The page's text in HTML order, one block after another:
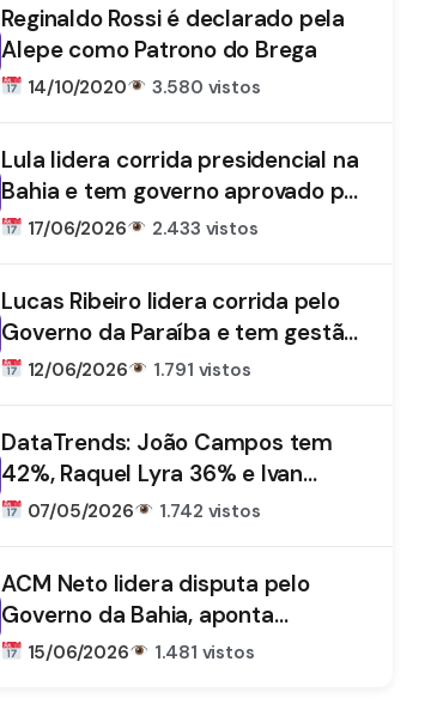
Reginaldo Rossi é declarado pela
Alepe como Patrono do Brega
14/10/2020 3.580 vistos
Lula lidera corrida presidencial na
Bahia e tem governo aprovado por
61%, aponta DataTrends
17/06/2026 2.433 vistos
Lucas Ribeiro lidera corrida pelo
Governo da Paraíba e tem gestão
aprovada por 66%, aponta
12/06/2026 1.791 vistos
DataTrends: João Campos tem
42%, Raquel Lyra 36% e Ivan
Moraes 1%
07/05/2026 1.742 vistos
ACM Neto lidera disputa pelo
Governo da Bahia, aponta
DataTrends
15/06/2026 1.481 vistos